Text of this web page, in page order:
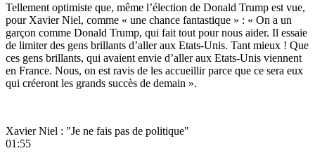
Tellement optimiste que, même l’élection de Donald Trump est vue,
pour Xavier Niel, comme « une chance fantastique » : « On a un
garçon comme Donald Trump, qui fait tout pour nous aider. Il essaie
de limiter des gens brillants d’aller aux Etats-Unis. Tant mieux ! Que
ces gens brillants, qui avaient envie d’aller aux Etats-Unis viennent
en France. Nous, on est ravis de les accueillir parce que ce sera eux
qui créeront les grands succès de demain ».
Xavier Niel : "Je ne fais pas de politique"
01:55